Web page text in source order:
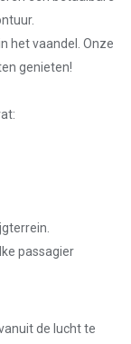
het vaandel. Onze
genieten!
passagier
de lucht te